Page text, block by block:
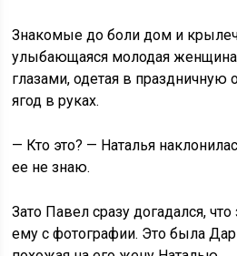
Знакомые до боли дом и
улыбающаяся молодая
глазами, одетая в праздничную
ягод в руках.
— Кто это? — Наталья
ее не знаю.
Зато Павел сразу догадался,
ему с фотографии. Это была